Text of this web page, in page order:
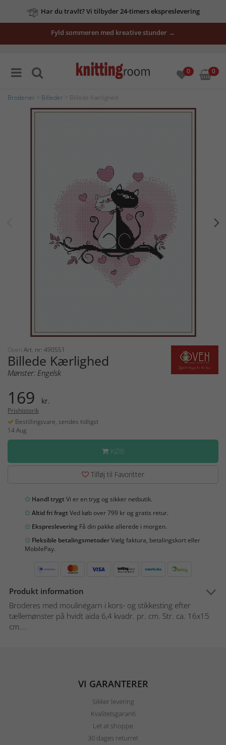
Har du travlt? Vi tilbyder 24-timers ekspreslevering
Fyld sommeren med kreative stunder →
0 0
Broderier Billeder > Billede Kærlighed
Oven Art. nr: 490551
Billede Kærlighed
Mønster: Engelsk
169 kr.
Prishistorik
Bestillingsvare, sendes tidligst
14 Aug
KØB
Tilføj til Favoritter
Handl trygtVi er en tryg og sikker netbutik.
Altid fri fragtVed køb over 799 kr og gratis retur.
Ekspreslevering Få din pakke allerede i morgen.
Fleksible betalingsmetoderVælg faktura, betalingskort eller
MobilePay.
Produkt information
Broderes med moulinégarn i kors- og stikkesting efter
tællemønster på hvidt aida 6,4 kvadr. pr. cm. Str. ca. 16x15
cm....
VI GARANTERER
Sikker levering
Kvalitetsgaranti
Let at shoppe
30 dages returret